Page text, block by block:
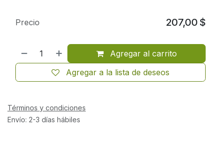
Agregar al carrito
Agregar a la lista de deseos
Precio 207,00 $
Términos y condiciones
Envío: 2-3 días hábiles